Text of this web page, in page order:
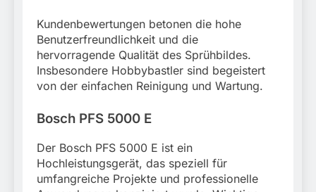
Kundenbewertungen betonen die hohe
Benutzerfreundlichkeit und die
hervorragende Qualität des Sprühbildes.
Insbesondere Hobbybastler sind begeistert
von der einfachen Reinigung und Wartung.
Bosch PFS 5000 E
Der Bosch PFS 5000 E ist ein
Hochleistungsgerät, das speziell für
umfangreiche Projekte und professionelle